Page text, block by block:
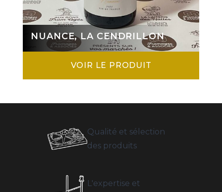
NUANCE, LA CENDRILLON
VOIR LE PRODUIT
Qualité et sélection
des produits
L'expertise et